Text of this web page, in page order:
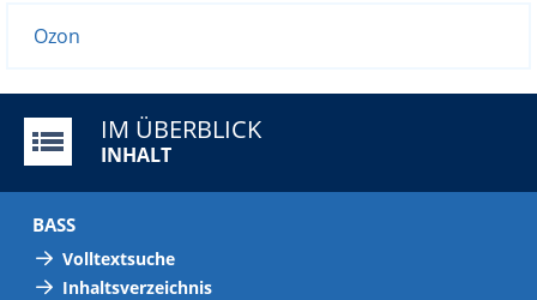
Ozon
IM ÜBERBLICK
INHALT
BASS
Volltextsuche
Inhaltsverzeichnis